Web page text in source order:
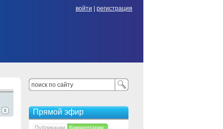
войти регистрация
Прямой эфир
Публикации Комментарии